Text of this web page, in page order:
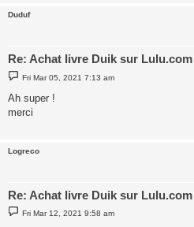
Duduf
Re: Achat livre Duik sur Lulu.com
P
o
t
Fri Mar 05, 2021 7:13 am
Ah super !
merci
Logreco
Re: Achat livre Duik sur Lulu.com
P
o
Fri Mar 12, 2021 9:58 am